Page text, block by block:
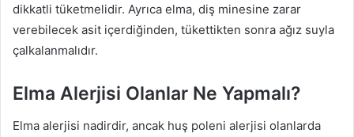
dikkatli tüketmelidir. Ayrıca elma, diş minesine zarar
verebilecek asit içerdiğinden, tükettikten sonra ağız suyla
çalkalanmalıdır.
Elma Alerjisi Olanlar Ne Yapmalı?
Elma alerjisi nadirdir, ancak huş poleni alerjisi olanlarda